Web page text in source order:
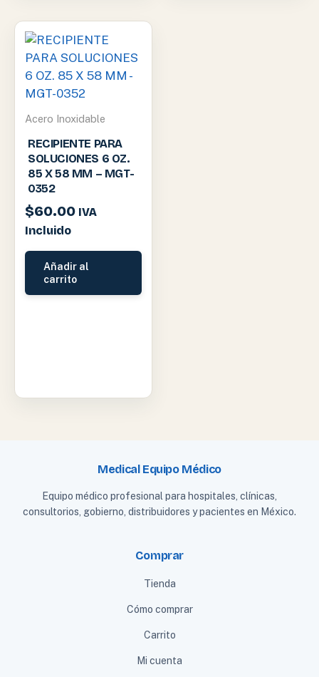
Acero Inoxidable
RECIPIENTE PARA
SOLUCIONES 6 OZ.
85 X 58 MM – MGT-
0352
$60.00 IVA
Incluido
Añadir al
carrito
Medical Equipo Médico
Equipo médico profesional para hospitales, clínicas,
consultorios, gobierno, distribuidores y pacientes en México.
Comprar
Tienda
Cómo comprar
Carrito
Mi cuenta